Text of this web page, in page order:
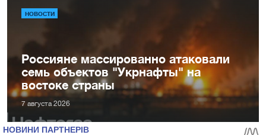
НОВОСТИ
Россияне массированно атаковали
семь объектов "Укрнафты" на
востоке страны
7 августа 2026